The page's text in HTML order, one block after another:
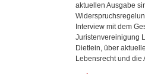
aktuellen Ausgabe
Interview mit dem
Juristenvereinigung
Dietlein, über
Lebensrecht und die